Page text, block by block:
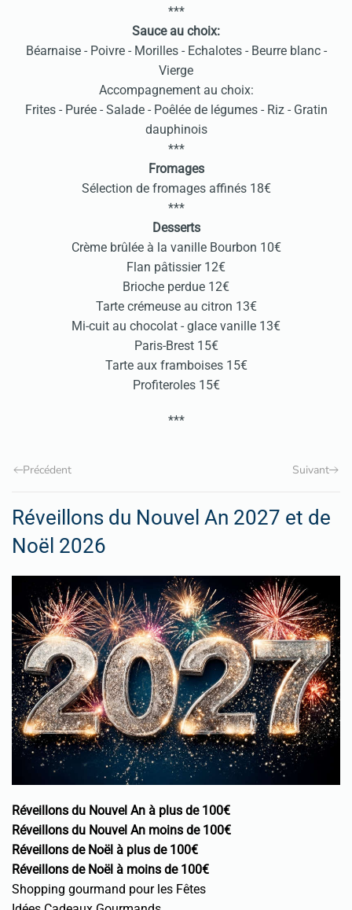
***
Sauce au choix:
Béarnaise - Poivre - Morilles - Echalotes - Beurre blanc -
Vierge
Accompagnement au choix:
Frites - Purée - Salade - Poêlée de légumes - Riz - Gratin
dauphinois
***
Fromages
Sélection de fromages affinés 18€
***
Desserts
Crème brûlée à la vanille Bourbon 10€
Flan pâtissier 12€
Brioche perdue 12€
Tarte crémeuse au citron 13€
Mi-cuit au chocolat - glace vanille 13€
Paris-Brest 15€
Tarte aux framboises 15€
Profiteroles 15€
***
Précédent Suivant
Réveillons du Nouvel An 2027 et de
Noël 2026
Réveillons du Nouvel An à plus de 100€
Réveillons du Nouvel An moins de 100€
Réveillons de Noël à plus de 100€
Réveillons de Noël à moins de 100€
Shopping gourmand pour les Fêtes